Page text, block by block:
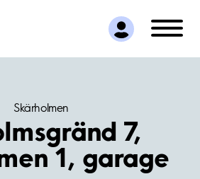
Skärholmen
7,
1, garage